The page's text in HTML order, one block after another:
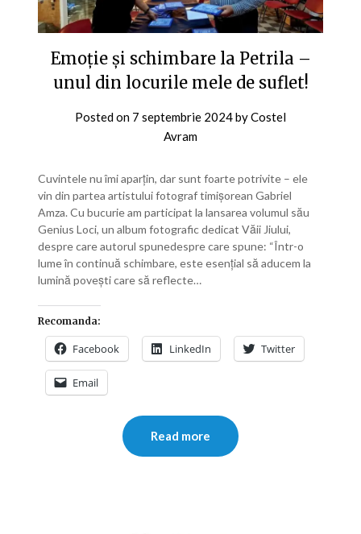
Emoție și schimbare la Petrila –
unul din locurile mele de suflet!
Posted on 7 septembrie 2024byCostel
Avram
Cuvintele nu îmi aparțin, dar sunt foarte potrivite – ele
vin din partea artistului fotograf timișorean Gabriel
Amza. Cu bucurie am participat la lansarea volumul său
Genius Loci, un album fotografic dedicat Văii Jiului,
despre care autorul spunedespre care spune: “Într-o
lume în continuă schimbare, este esențial să aducem la
lumină povești care să reflecte…
Recomanda:
Facebook LinkedIn Twitter
Email
Read more